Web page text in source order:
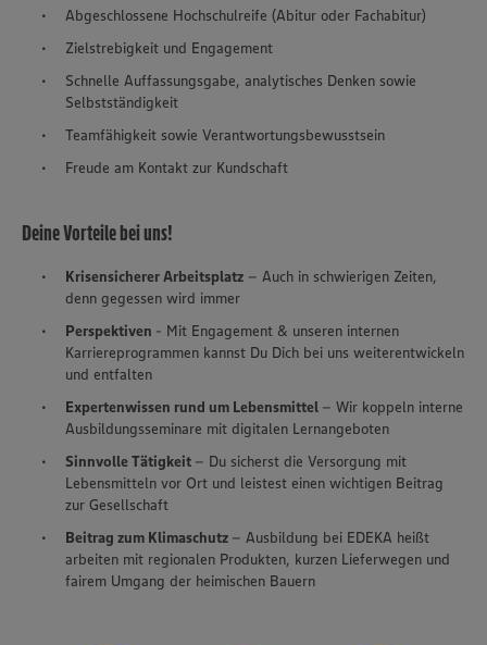
Abgeschlossene Hochschulreife (Abitur oder Fachabitur)
Zielstrebigkeit und Engagement
Schnelle Auffassungsgabe, analytisches Denken sowie
Selbstständigkeit
Teamfähigkeit sowie Verantwortungsbewusstsein
Freude am Kontakt zur Kundschaft
Deine Vorteile bei uns!
Krisensicherer Arbeitsplatz – Auch in schwierigen Zeiten,
denn gegessen wird immer
Perspektiven - Mit Engagement & unseren internen
Karriereprogrammen kannst Du Dich bei uns weiterentwickeln
und entfalten
Expertenwissen rund um Lebensmittel – Wir koppeln interne
Ausbildungsseminare mit digitalen Lernangeboten
Sinnvolle Tätigkeit – Du sicherst die Versorgung mit
Lebensmitteln vor Ort und leistest einen wichtigen Beitrag
zur Gesellschaft
Beitrag zum Klimaschutz – Ausbildung bei EDEKA heißt
arbeiten mit regionalen Produkten, kurzen Lieferwegen und
fairem Umgang der heimischen Bauern